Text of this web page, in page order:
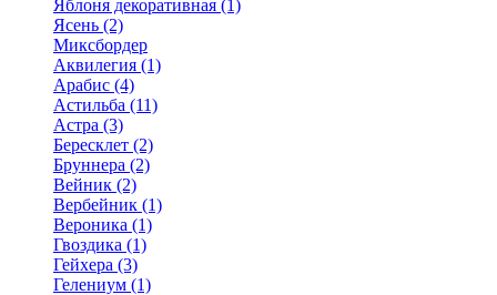
Яблоня декоративная (1)
Ясень (2)
Миксбордер
Аквилегия (1)
Арабис (4)
Астильба (11)
Астра (3)
Бересклет (2)
Бруннера (2)
Вейник (2)
Вербейник (1)
Вероника (1)
Гвоздика (1)
Гейхера (3)
Гелениум (1)